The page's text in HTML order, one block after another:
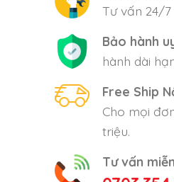
Tư vấn 24/7
Bảo hành
hành dài
Free Ship
Cho mọi
triệu.
Tư vấn